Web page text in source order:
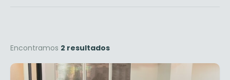
Encontramos 2 resultados